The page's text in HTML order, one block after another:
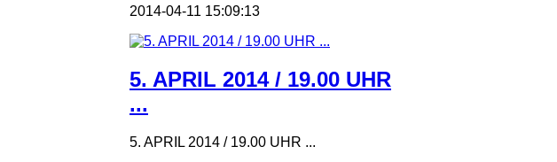
2014-04-11 15:09:13
5. APRIL 2014 / 19.00 UHR
...
5. APRIL 2014 / 19.00 UHR ...